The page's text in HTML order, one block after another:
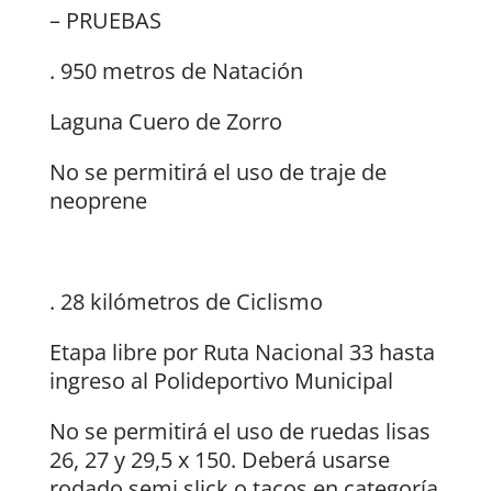
– PRUEBAS
. 950 metros de Natación
Laguna Cuero de Zorro
No se permitirá el uso de traje de
neoprene
. 28 kilómetros de Ciclismo
Etapa libre por Ruta Nacional 33 hasta
ingreso al Polideportivo Municipal
No se permitirá el uso de ruedas lisas
26, 27 y 29,5 x 150. Deberá usarse